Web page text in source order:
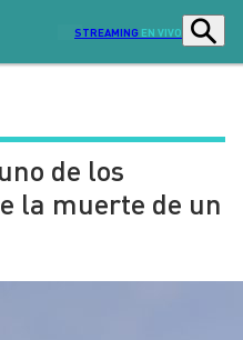
STREAMING EN VIVO
Actualidad
de los
la muerte de un